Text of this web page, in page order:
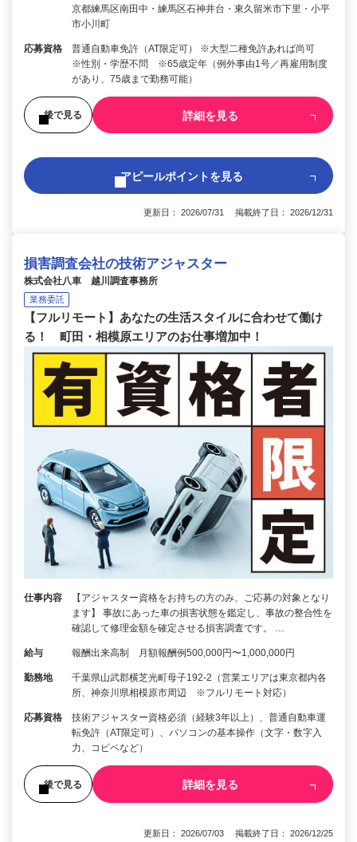
京都練馬区南田中・練馬区石神井台・東久留米市下里・小平
市小川町
応募資格
普通自動車免許（AT限定可） ※大型二種免許あれば尚可
※性別・学歴不問 ※65歳定年（例外事由1号／再雇用制度
があり、75歳まで勤務可能）
後で見る 詳細を見る
アピールポイントを見る
更新日： 2026/07/31 掲載終了日： 2026/12/31
損害調査会社の技術アジャスター
株式会社八車 越川調査事務所
業務委託
【フルリモート】あなたの生活スタイルに合わせて働け
る！ 町田・相模原エリアのお仕事増加中！
仕事内容
【アジャスター資格をお持ちの方のみ、ご応募の対象となり
ます】 事故にあった車の損害状態を鑑定し、事故の整合性を
確認して修理金額を確定させる損害調査です。 …
給与 報酬出来高制 月額報酬例500,000円〜1,000,000円
勤務地
千葉県山武郡横芝光町母子192-2（営業エリアは東京都内各
所、神奈川県相模原市周辺 ※フルリモート対応）
応募資格
技術アジャスター資格必須（経験3年以上）、普通自動車運
転免許（AT限定可）、パソコンの基本操作（文字・数字入
力、コピペなど）
後で見る 詳細を見る
更新日： 2026/07/03 掲載終了日： 2026/12/25